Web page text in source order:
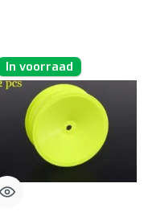
In voorraad